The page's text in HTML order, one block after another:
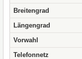
Breitengrad
Längengrad
Vorwahl
Telefonnetz